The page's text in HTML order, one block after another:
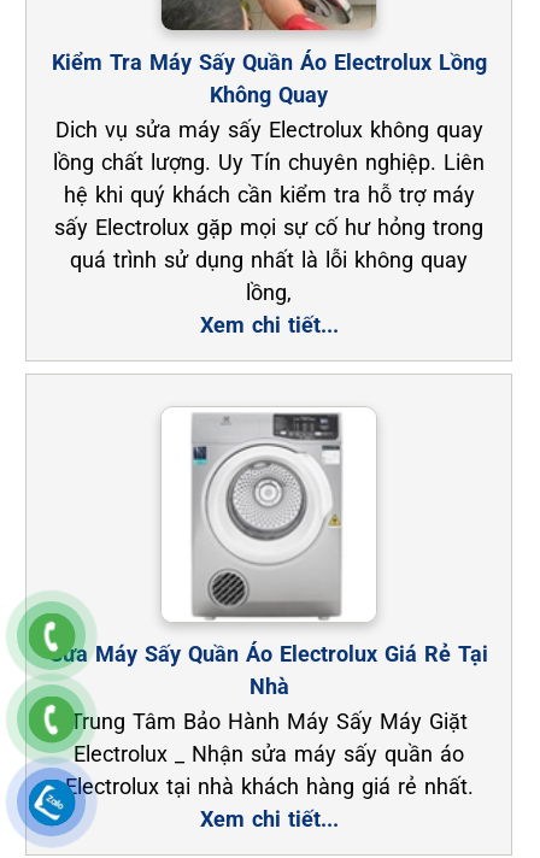
Kiểm Tra Máy Sấy Quần Áo Electrolux Lồng
Không Quay
Dich vụ sửa máy sấy Electrolux không quay
lồng chất lượng. Uy Tín chuyên nghiệp. Liên
hệ khi quý khách cần kiểm tra hỗ trợ máy
sấy Electrolux gặp mọi sự cố hư hỏng trong
quá trình sử dụng nhất là lỗi không quay
lồng,
Xem chi tiết...
Sửa Máy Sấy Quần Áo Electrolux Giá Rẻ Tại
Nhà
Trung Tâm Bảo Hành Máy Sấy Máy Giặt
Electrolux _ Nhận sửa máy sấy quần áo
Electrolux tại nhà khách hàng giá rẻ nhất.
Xem chi tiết...